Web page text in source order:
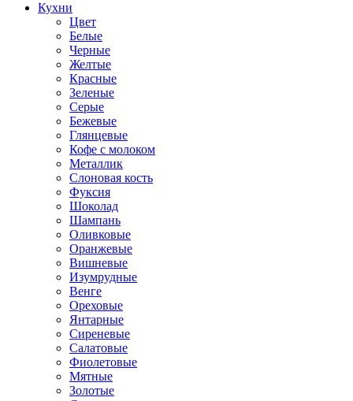
Кухни
Цвет
Белые
Черные
Желтые
Красные
Зеленые
Серые
Бежевые
Глянцевые
Кофе с молоком
Металлик
Слоновая кость
Фуксия
Шоколад
Шампань
Оливковые
Оранжевые
Вишневые
Изумрудные
Венге
Ореховые
Янтарные
Сиреневые
Салатовые
Фиолетовые
Мятные
Золотые